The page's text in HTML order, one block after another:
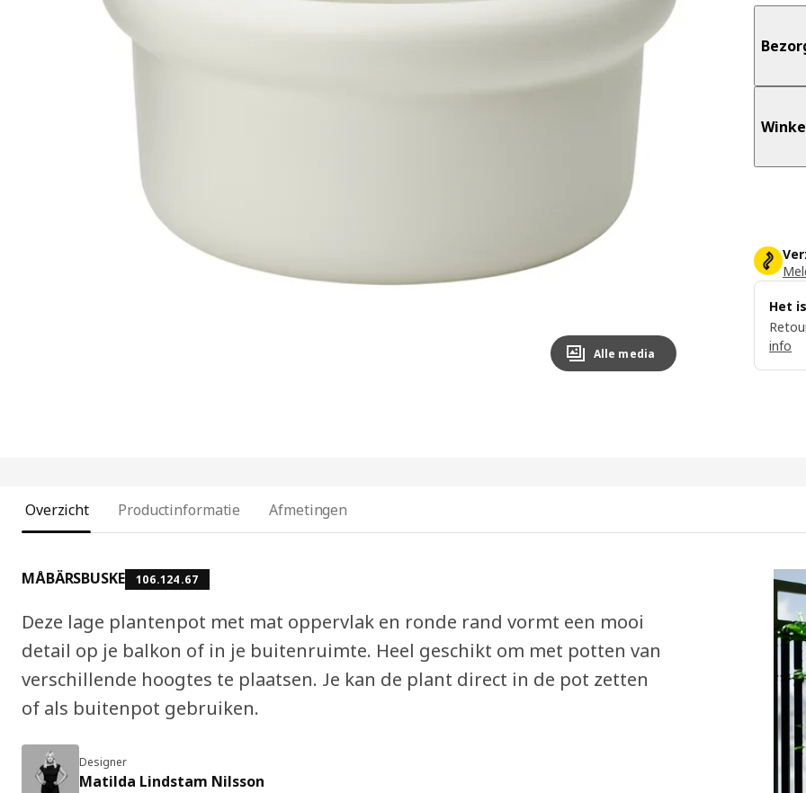
Image zoomed out, normal view
Alle media
Het
info
Overzicht Productinformatie Afmetingen
MÅBÄRSBUSKE 106.124.67
Deze lage plantenpot met mat oppervlak en ronde rand vormt een mooi
detail op je balkon of in je buitenruimte. Heel geschikt om met potten van
verschillende hoogtes te plaatsen. Je kan de plant direct in de pot zetten
of als buitenpot gebruiken.
Designer
Matilda Lindstam Nilsson